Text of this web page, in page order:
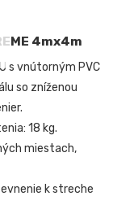
4mx4m
s vnútorným PVC
so zníženou
18 kg.
miestach,
k streche